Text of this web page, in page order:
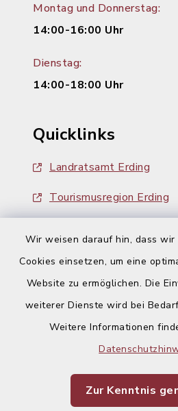
Wir weisen darauf hin, dass
Cookies einsetzen, um eine
Website zu ermöglichen. Die
weiterer Dienste wird bei
Weitere Informationen
Zur Kenntnis
Montag und Donnerstag:
14:00-16:00 Uhr
Dienstag:
14:00-18:00 Uhr
Quicklinks
Landratsamt Erding
Tourismusregion Erding
Kontakt